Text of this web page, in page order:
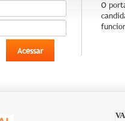
Acessar
O